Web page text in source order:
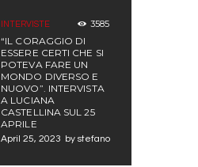
INTERVISTE 3585
“IL CORAGGIO DI
ESSERE CERTI CHE SI
POTEVA FARE UN
MONDO DIVERSO E
NUOVO”. INTERVISTA
A LUCIANA
CASTELLINA SUL 25
APRILE
April 25, 2023 by stefano